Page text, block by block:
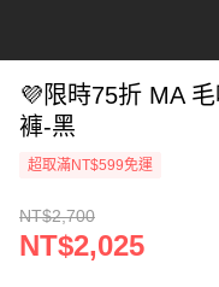
💜限時75折 MA
褲-黑
超取滿NT$599免運
NT$2,700
NT$2,025